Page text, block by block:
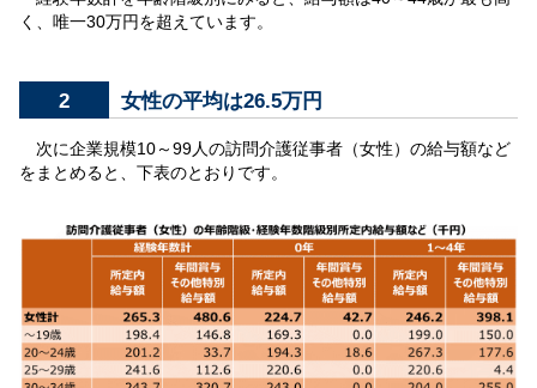
く、唯一30万円を超えています。
2 女性の平均は26.5万円
次に企業規模10～99人の訪問介護従事者（女性）の給与額など
をまとめると、下表のとおりです。